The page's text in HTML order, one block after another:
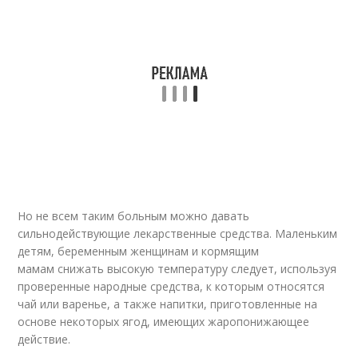
Но не всем таким больным можно давать
сильнодействующие лекарственные средства. Маленьким
детям, беременным женщинам и кормящим
мамам снижать высокую температуру следует, используя
проверенные народные средства, к которым относятся
чай или варенье, а также напитки, приготовленные на
основе некоторых ягод, имеющих жаропонижающее
действие.